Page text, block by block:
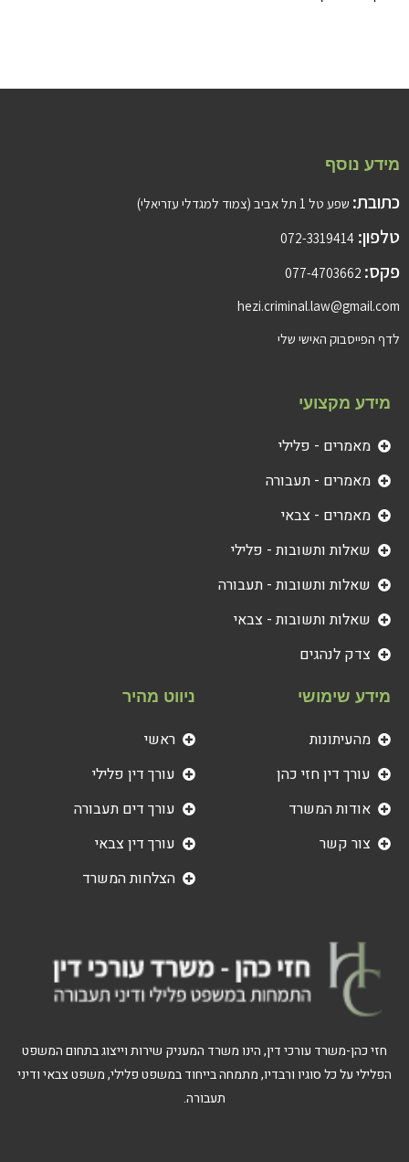
חזי כהן-משרד עורכי דין, הינו משרד המעניק שירות וייצוג בתחום המשפט
הפלילי על כל סוגיו ורבדיו, מתמחה בייחוד במשפט פלילי, משפט צבאי ודיני
תעבורה.
ניווט מהיר
ראשי
עורך דין פלילי
עורך דים תעבורה
עורך דין צבאי
הצלחות המשרד
מידע שימושי
מהעיתונות
עורך דין חזי כהן
אודות המשרד
צור קשר
מידע מקצועי
מאמרים - פלילי
מאמרים - תעבורה
מאמרים - צבאי
שאלות ותשובות - פלילי
שאלות ותשובות - תעבורה
שאלות ותשובות - צבאי
צדק לנהגים
מידע נוסף
כתובת: שפע טל 1 תל אביב (צמוד למגדלי עזריאלי)
טלפון: 072-3319414
פקס:
hezi.criminal.law@gmail.com
לדף הפייסבוק האישי שלי